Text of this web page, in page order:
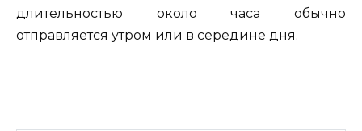
длительностью около часа обычно
отправляется утром или в середине дня.